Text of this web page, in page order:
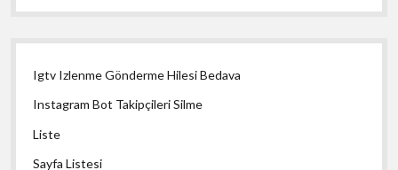
Igtv Izlenme Gönderme Hilesi Bedava
Instagram Bot Takipçileri Silme
Liste
Sayfa Listesi